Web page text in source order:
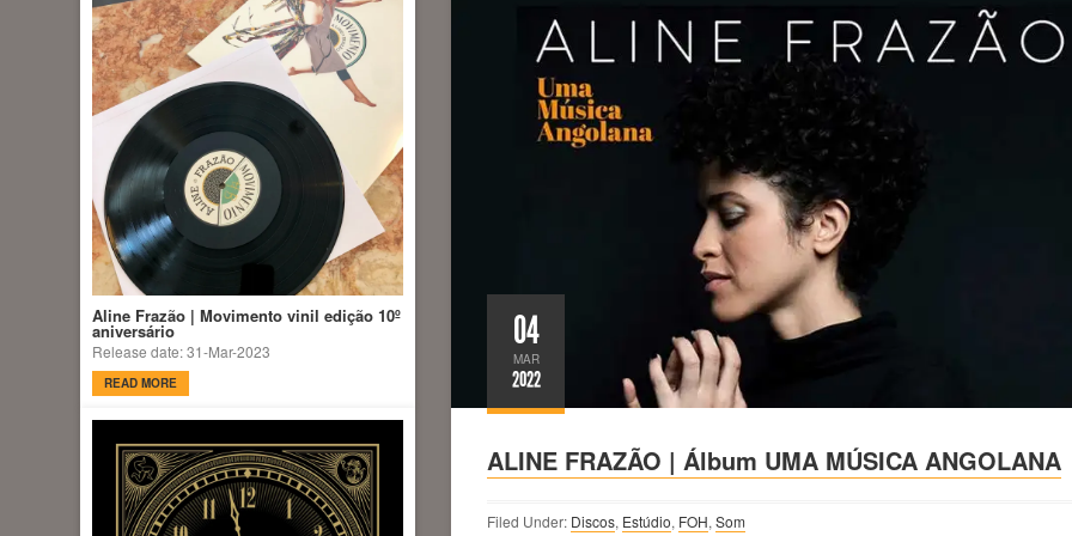
Aline Frazão | Movimento vinil edição 10º
aniversário
Release date: 31-Mar-2023
READ MORE
04
MAR
2022
ALINE FRAZÃO | Álbum UMA MÚSICA ANGOLANA
Filed Under: Discos, Estúdio, FOH, Som